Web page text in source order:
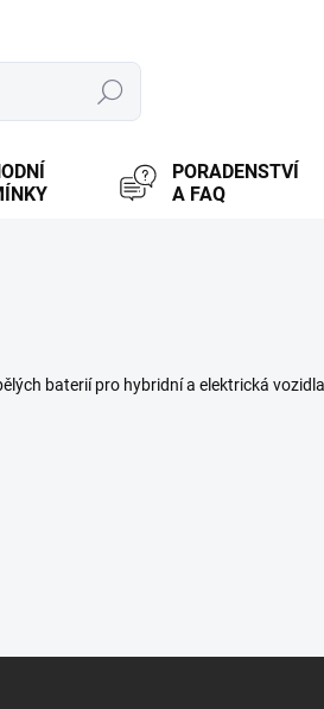
Hledat
PORADENSTVÍ
A FAQ
baterií pro hybridní a elektrická